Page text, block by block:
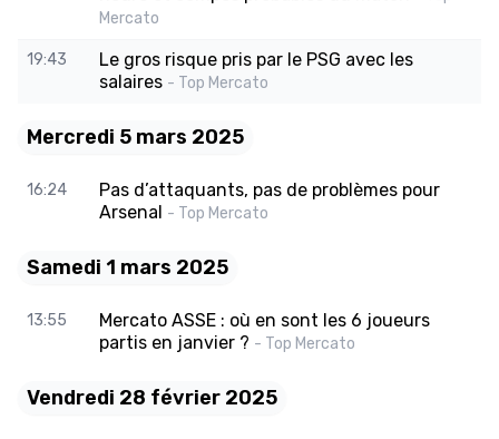
Mercato
19:43
Le gros risque pris par le PSG avec les
salaires - Top Mercato
Mercredi 5 mars 2025
16:24
Pas d’attaquants, pas de problèmes pour
Arsenal - Top Mercato
Samedi 1 mars 2025
13:55
Mercato ASSE : où en sont les 6 joueurs
partis en janvier ? - Top Mercato
Vendredi 28 février 2025